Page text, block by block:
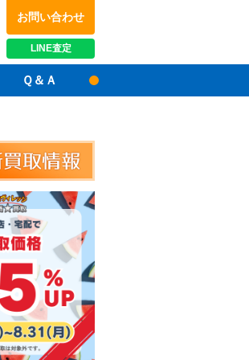
LINE査定
048-487-8188受付時間：10:00～17:00
お問い合わせ
Ｑ＆Ａ